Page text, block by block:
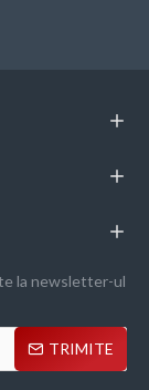
la newsletter-ul
TRIMITE